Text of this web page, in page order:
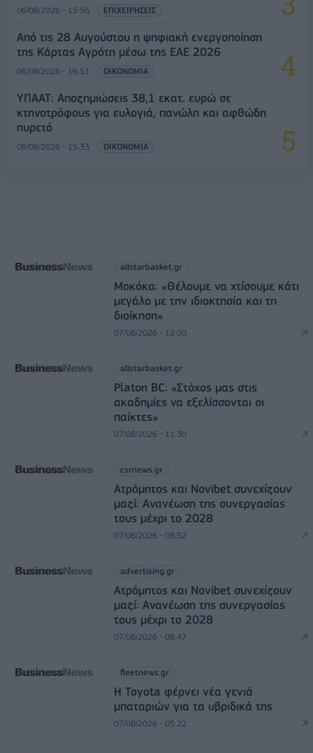
06/08/2026 - 15:56 ΕΠΙΧΕΙΡΗΣΕΙΣ
Από τις 28 Αυγούστου η ψηφιακή ενεργοποίηση
της Κάρτας Αγρότη μέσω της ΕΑΕ 2026
06/08/2026 - 16:51 ΟΙΚΟΝΟΜΙΑ
ΥΠΑΑΤ: Αποζημιώσεις 38,1 εκατ. ευρώ σε
κτηνοτρόφους για ευλογιά, πανώλη και αφθώδη
πυρετό
06/08/2026 - 15:33 ΟΙΚΟΝΟΜΙΑ
allstarbasket.gr
Μοκόκα: «Θέλουμε να χτίσουμε κάτι
μεγάλο με την ιδιοκτησία και τη
διοίκηση»
07/08/2026 - 12:00
allstarbasket.gr
Platon BC: «Στόχος μας στις
ακαδημίες να εξελίσσονται οι
παίκτες»
07/08/2026 - 11:30
csrnews.gr
Ατρόμητος και Novibet συνεχίζουν
μαζί: Ανανέωση της συνεργασίας
τους μέχρι το 2028
07/08/2026 - 08:52
advertising.gr
Ατρόμητος και Novibet συνεχίζουν
μαζί: Ανανέωση της συνεργασίας
τους μέχρι το 2028
07/08/2026 - 08:47
fleetnews.gr
Η Toyota φέρνει νέα γενιά
μπαταριών για τα υβριδικά της
07/08/2026 - 05:22